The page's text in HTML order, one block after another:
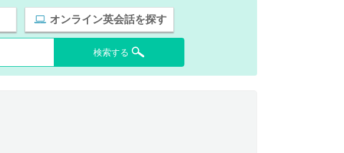
オンライン英会話を探す
検索する